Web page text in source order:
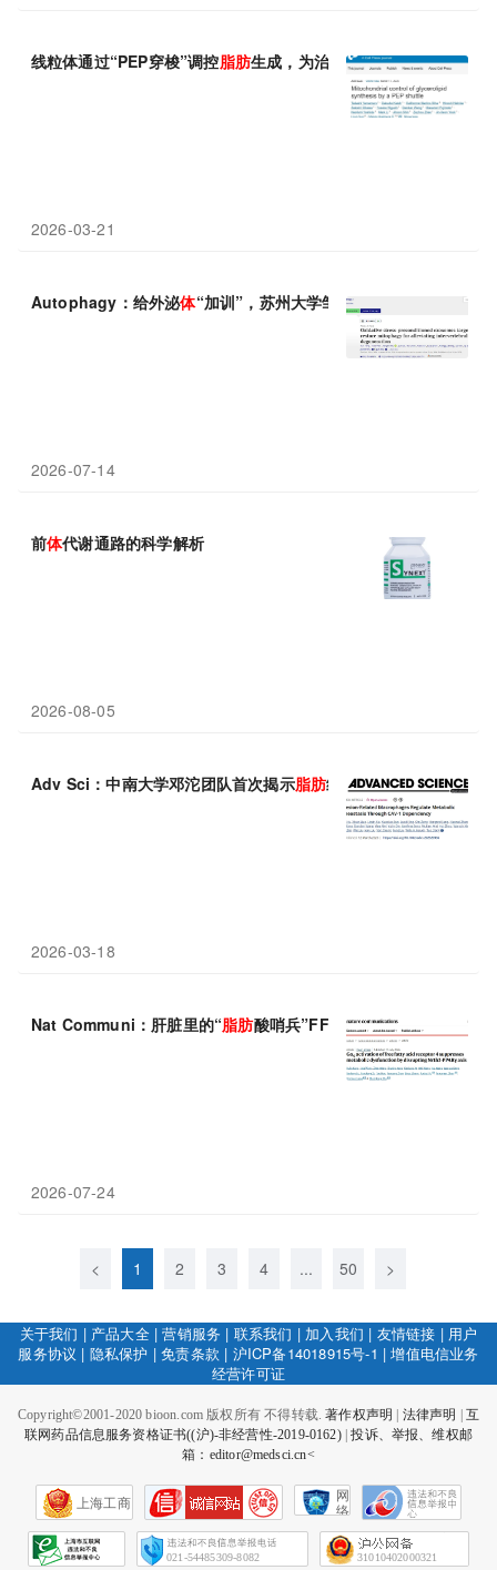
线粒体通过“PEP穿梭”调控脂肪生成，为治疗 脂肪肝和糖尿病提供
2026-03-21
Autophagy：给外泌体“加训”，苏州大学邹俊等揭示氧化应激预
2026-07-14
前体代谢通路的科学解析
2026-08-05
Adv Sci：中南大学邓沱团队首次揭示脂肪组织中新型黏附巨噬细
2026-03-18
Nat Communi：肝脏里的“脂肪酸哨兵”FFAR4，江南大学朱升
2026-07-24
< 1 2 3 4 ... 50 >
关于我们 | 产品大全|营销服务 | 联系我们 | 加入我们 | 友情链接 | 用户
服务协议 | 隐私保护 |免责条款 | 沪ICP备14018915号-1 |增值电信业务
经营许可证
Copyright©2001-2020 bioon.com 版权所有 不得转载.著作权声明 法律声明
互
联网药品信息服务资格证书((沪)-非经营性-2019-0162)|投诉、举报、维权邮
箱：editor@medsci.cn<
上海工商
网
络
会
征
021-54485309-8082 31010402000321